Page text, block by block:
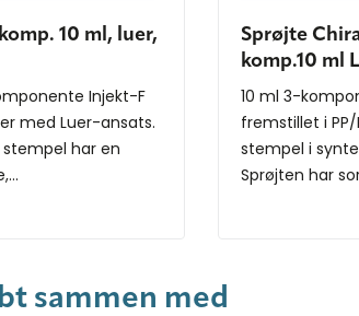
10 ml, luer,
Injekt-F
med Luer-ansats.
har en
Sprøjte
komp.10 ml
10 ml 3-
fremstillet i PP/
stempel i
Sprøjten har
sammen med